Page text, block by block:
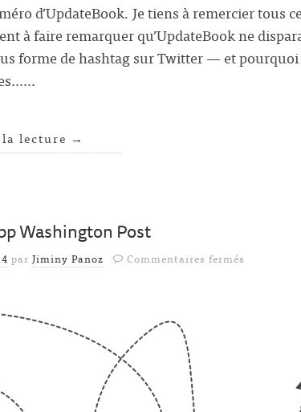
d’UpdateBook. Je tiens à remercier tous
à faire remarquer qu’UpdateBook ne
forme de hashtag sur Twitter — et pourquoi
lecture →
Washington Post
parJiminy Panoz Commentaires fermés